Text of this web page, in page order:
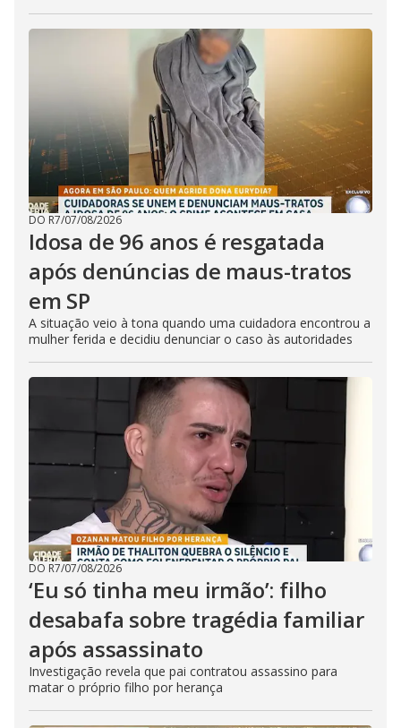
DO R7/07/08/2026
Idosa de 96 anos é resgatada
após denúncias de maus-tratos
em SP
A situação veio à tona quando uma cuidadora encontrou a
mulher ferida e decidiu denunciar o caso às autoridades
DO R7/07/08/2026
‘Eu só tinha meu irmão’: filho
desabafa sobre tragédia familiar
após assassinato
Investigação revela que pai contratou assassino para
matar o próprio filho por herança